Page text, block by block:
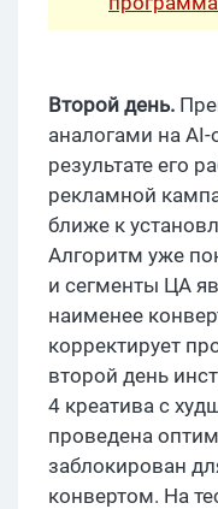
Второй день.
аналогами на AI-
результате его
рекламной
ближе к
Алгоритм уже
и сегменты ЦА
наименее
корректирует
второй день
4 креатива с
проведена
заблокирован
конвертом. На